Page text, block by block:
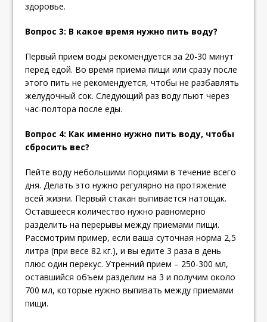
здоровье.
Вопрос 3: В какое время нужно пить воду?
Первый прием воды рекомендуется за 20-30 минут
перед едой. Во время приема пищи или сразу после
этого пить не рекомендуется, чтобы не разбавлять
желудочный сок. Следующий раз воду пьют через
час-полтора после еды.
Вопрос 4: Как именно нужно пить воду, чтобы
сбросить вес?
Пейте воду небольшими порциями в течение всего
дня. Делать это нужно регулярно на протяжение
всей жизни. Первый стакан выпивается натощак.
Оставшееся количество нужно равномерно
разделить на перерывы между приемами пищи.
Рассмотрим пример, если ваша суточная норма 2,5
литра (при весе 82 кг.), и вы едите 3 раза в день
плюс один перекус. Утренний прием – 250-300 мл,
оставшийся объем разделим на 3 и получим около
700 мл, которые нужно выпивать между приемами
пищи.